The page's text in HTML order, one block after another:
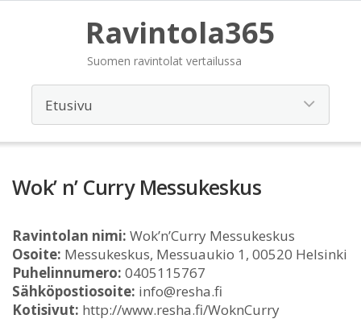
Ravintola365
Suomen ravintolat vertailussa
Wok’ n’ Curry Messukeskus
Ravintolan nimi: Wok’n’Curry Messukeskus
Osoite: Messukeskus, Messuaukio 1, 00520 Helsinki
Puhelinnumero: 0405115767
Sähköpostiosoite: info@resha.fi
Kotisivut: http://www.resha.fi/WoknCurry